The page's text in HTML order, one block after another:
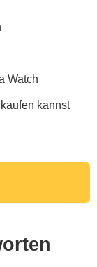
Watch
kannst